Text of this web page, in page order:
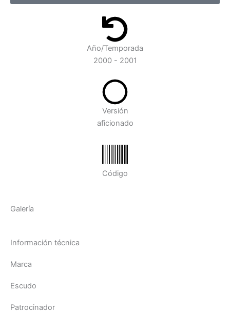
Año/Temporada
2000 - 2001
Versión
aficionado
Código
Galería
Información técnica
Marca
Escudo
Patrocinador